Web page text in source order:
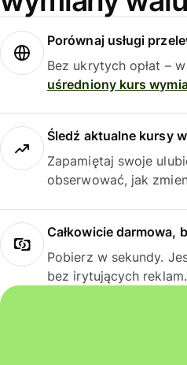
Porównaj usługi
Bez ukrytych opłat –
uśredniony kurs
Śledź aktualne kursy
Zapamiętaj swoje
obserwować, jak
Całkowicie darmowa,
Pobierz w sekundy.
bez irytujących reklam.